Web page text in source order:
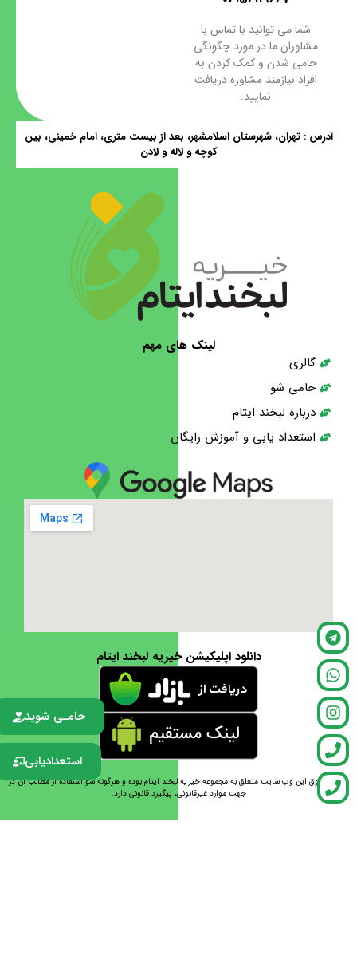
شما می توانید با تماس با
مشاوران ما در مورد چگونگی
حامی شدن و کمک کردن به
افراد نیازمند مشاوره دریافت
نمایید.
آدرس : تهران، شهرستان اسلامشهر، بعد از بیست متری، امام خمینی، بین
کوچه و لاله و لادن
لینک های مهم
گالری
حامی شو
درباره لبخند ایتام
استعداد یابی و آموزش رایگان
دانلود اپلیکیشن خیریه لبخند ایتام
تمامی حقوق این وب سایت متعلق به مجموعه خیریه لبخند ایتام بوده و هرگونه سو استفاده از مطالب آن در
جهت موارد غیرقانونی، پیگیرد قانونی دارد.
استعدادیابی
حامـی شوید